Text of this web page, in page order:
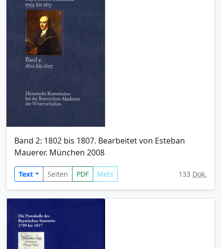
Band 2: 1802 bis 1807. Bearbeitet von Esteban
Mauerer. München 2008
Text Seiten PDF Mets 133 Dok.